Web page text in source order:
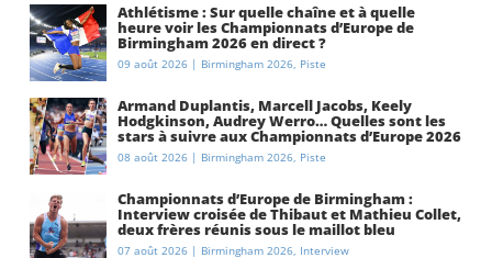
Athlétisme : Sur quelle chaîne et à quelle
heure voir les Championnats d’Europe de
Birmingham 2026 en direct ?
09 août 2026 | Birmingham 2026, Piste
Armand Duplantis, Marcell Jacobs, Keely
Hodgkinson, Audrey Werro… Quelles sont les
stars à suivre aux Championnats d’Europe 2026
à Birmingham ?
08 août 2026 | Birmingham 2026, Piste
Championnats d’Europe de Birmingham :
Interview croisée de Thibaut et Mathieu Collet,
deux frères réunis sous le maillot bleu
07 août 2026 | Birmingham 2026, Interview